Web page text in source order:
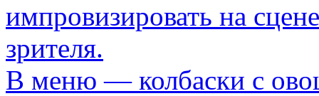
импровизировать на
зрителя.
В меню — колбаски с